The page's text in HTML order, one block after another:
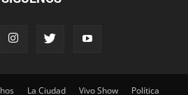
La Ciudad Vivo Show Política